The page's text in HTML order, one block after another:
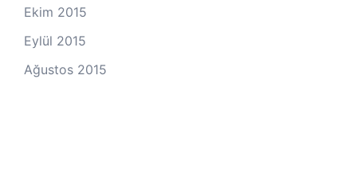
Ekim 2015
Eylül 2015
Ağustos 2015